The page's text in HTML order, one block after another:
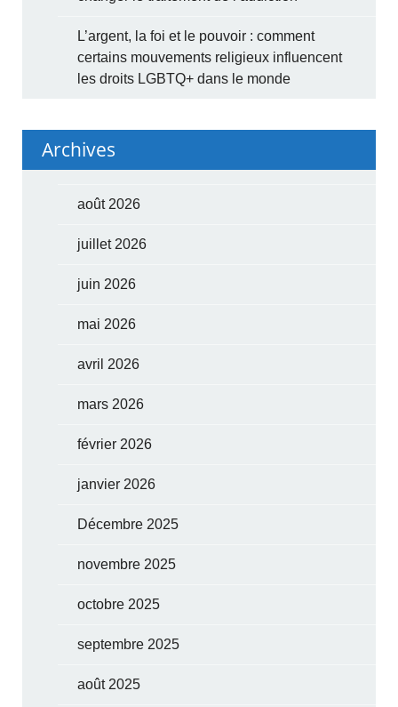
L’argent, la foi et le pouvoir : comment
certains mouvements religieux influencent
les droits LGBTQ+ dans le monde
Archives
août 2026
juillet 2026
juin 2026
mai 2026
avril 2026
mars 2026
février 2026
janvier 2026
Décembre 2025
novembre 2025
octobre 2025
septembre 2025
août 2025